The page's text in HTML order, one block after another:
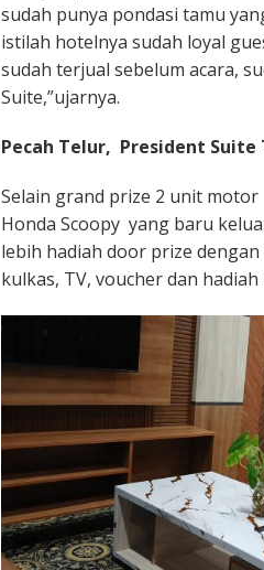
sudah punya pondasi tamu
istilah hotelnya sudah loyal
sudah terjual sebelum acara,
Suite,”ujarnya.
Pecah Telur, President Suite
Selain grand prize 2 unit
Honda Scoopy yang baru
lebih hadiah door prize
kulkas, TV, voucher dan